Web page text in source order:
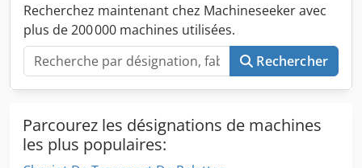
Recherchez maintenant chez Machineseeker avec
plus de 200 000 machines utilisées.
Rechercher
Parcourez les désignations de machines
les plus populaires: